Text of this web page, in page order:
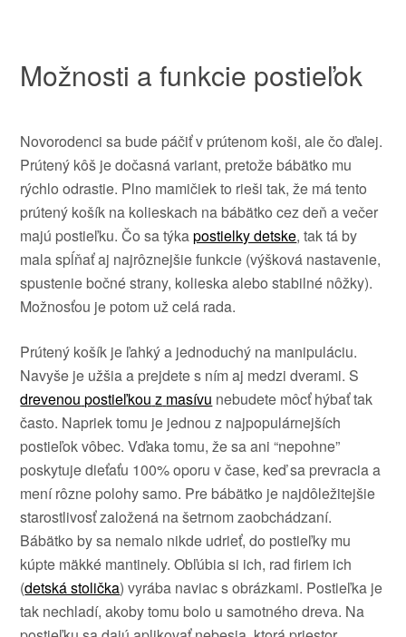
Možnosti a funkcie postieľok
Novorodenci sabude páčiťv prútenom koši,ale čo ďalej.
Prútený kôš je dočasnávariant, pretožebábätko mu
rýchlo odrastie. Plno mamičiekto rieši tak, že mátento
prútený košík na kolieskach nabábätko cezdeň avečer
majú postieľku.Čo sa týkapostielky detske,tak táby
mala spĺňaťaj najrôznejšie funkcie (výšková nastavenie,
spusteniebočnéstrany, kolieskaalebo stabilné nôžky).
Možnosťou je potom užcelá rada.
Prútený košík je ľahkýa jednoduchý na manipuláciu.
Navyše je užšia a prejdetes ním aj medzi dverami. S
drevenou postieľkou z masívu nebudete môcť hýbaťtak
často. Napriek tomu je jednou z najpopulárnejších
postieľokvôbec.Vďaka tomu,že sa ani “nepohne”
poskytuje dieťaťu 100%oporu včase, keďsa prevraciaa
mení rôzne polohysamo. Prebábätko je najdôležitejšie
starostlivosť založená našetrnomzaobchádzaní.
Bábätko bysa nemalo nikde udrieť,do postieľky mu
kúpte mäkké mantinely.Obľúbiasi ich, rad firiem ich
(detská stolička) vyrába naviacs obrázkami. Postieľka je
tak nechladí, akobytomu bolo u samotného dreva. Na